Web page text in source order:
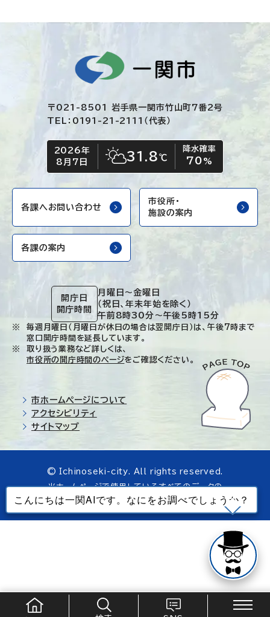
〒021-8501 岩手県一関市竹山町7番2号
TEL：0191-21-2111（代表）
今日の日付
2026年
8月7日
今日の天気
晴れ時々くもり
31.8 ℃
降水確率
70 %
各課へお問い合わせ
市役所・
施設の案内
各課の案内
開庁日
開庁時間
月曜日～金曜日
（祝日、年末年始を除く）
午前8時30分～午後5時15分
毎週月曜日（月曜日が休日の場合は翌開庁日）は、午後7時まで
窓口開庁時間を延長しています。
取り扱う業務など詳しくは、
市役所の開庁時間のページをご確認ください。
市ホームページについて
アクセシビリティ
サイトマップ
© Ichinoseki-city. All rights reserved.
当ホームページで使用しているすべてのデータの
無断転載を禁じます。